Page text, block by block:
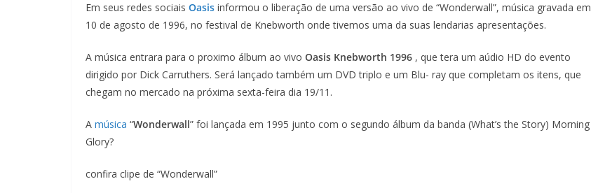
Em seus redes sociais Oasis informou o liberação de uma versão ao vivo de “Wonderwall”, música gravada em
10 de agosto de 1996, no festival de Knebworth onde tivemos uma da suas lendarias apresentações.
A música entrara para o proximo álbum ao vivo Oasis Knebworth 1996 , que tera um aúdio HD do evento
dirigido por Dick Carruthers. Será lançado também um DVD triplo e um Blu- ray que completam os itens, que
chegam no mercado na próxima sexta-feira dia 19/11.
A música “Wonderwall” foi lançada em 1995 junto com o segundo álbum da banda (What’s the Story) Morning
Glory?
confira clipe de “Wonderwall”